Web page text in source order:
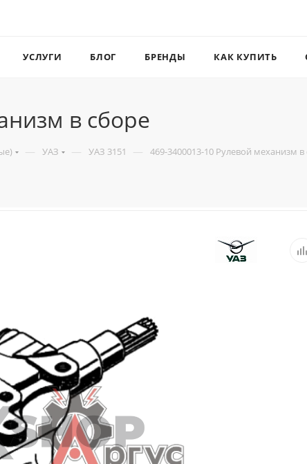
УСЛУГИ БЛОГ БРЕНДЫ КАК КУПИТЬ
в сборе
— УАЗ — УАЗ 3151 — 469-3400013-10 Рулевой механизм в